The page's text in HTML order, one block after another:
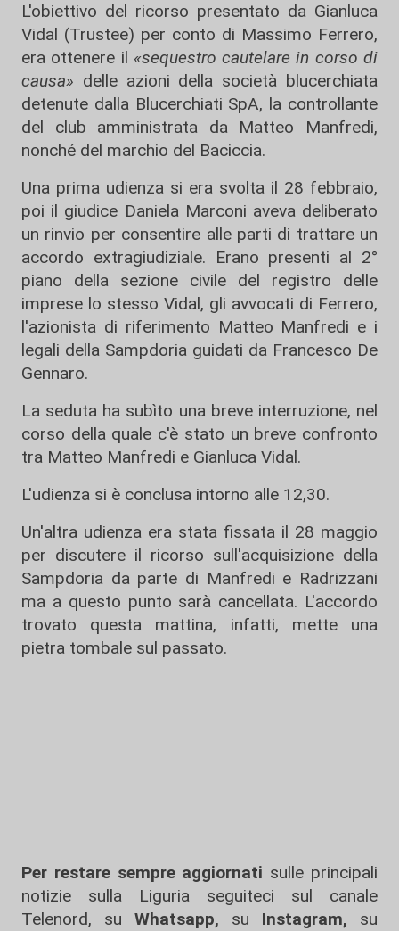
L'obiettivo del ricorso presentato da Gianluca
Vidal (Trustee) per conto di Massimo Ferrero,
era ottenere il «sequestro cautelare in corso di
causa» delle azioni della società blucerchiata
detenute dalla Blucerchiati SpA, la controllante
del club amministrata da Matteo Manfredi,
nonché del marchio del Baciccia.
Una prima udienza si era svolta il 28 febbraio,
poi il giudice Daniela Marconi aveva deliberato
un rinvio per consentire alle parti di trattare un
accordo extragiudiziale. Erano presenti al 2°
piano della sezione civile del registro delle
imprese lo stesso Vidal, gli avvocati di Ferrero,
l'azionista di riferimento Matteo Manfredi e i
legali della Sampdoria guidati da Francesco De
Gennaro.
La seduta ha subìto una breve interruzione, nel
corso della quale c'è stato un breve confronto
tra Matteo Manfredi e Gianluca Vidal.
L'udienza si è conclusa intorno alle 12,30.
Un'altra udienza era stata fissata il 28 maggio
per discutere il ricorso sull'acquisizione della
Sampdoria da parte di Manfredi e Radrizzani
ma a questo punto sarà cancellata. L'accordo
trovato questa mattina, infatti, mette una
pietra tombale sul passato.
Per restare sempre aggiornati sulle principali
notizie sulla Liguria seguiteci sul canale
Telenord, su
Whatsapp, su Instagram, su